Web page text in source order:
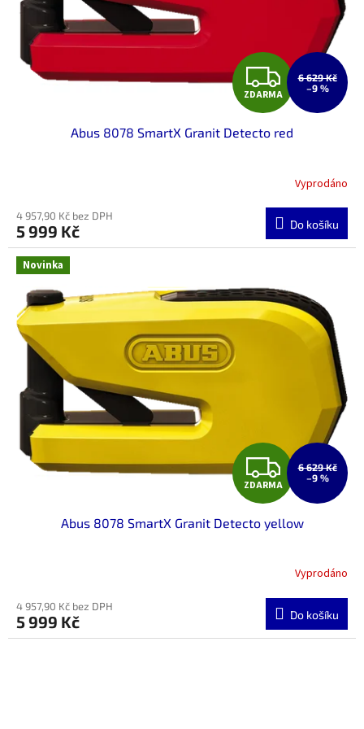
Z
D
A
R
M
A
ZDARMA
6 629 Kč
–9 %
Abus 8078 SmartX Granit Detecto red
Vyprodáno
4 957,90 Kč bez DPH
5 999 Kč Do košíku
Novinka
Z
D
A
R
M
A
ZDARMA
6 629 Kč
–9 %
Abus 8078 SmartX Granit Detecto yellow
Vyprodáno
4 957,90 Kč bez DPH
5 999 Kč Do košíku